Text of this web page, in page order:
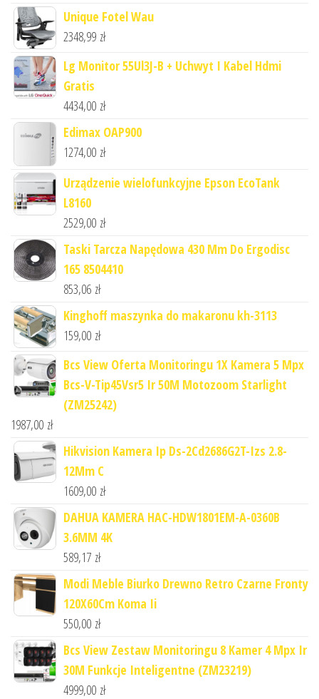
Unique Fotel Wau
2348,99 zł
Lg Monitor 55Ul3J-B + Uchwyt I Kabel Hdmi
Gratis
4434,00 zł
Edimax OAP900
1274,00 zł
Urządzenie wielofunkcyjne Epson EcoTank
L8160
2529,00 zł
Taski Tarcza Napędowa 430 Mm Do Ergodisc
165 8504410
853,06 zł
Kinghoff maszynka do makaronu kh-3113
159,00 zł
Bcs View Oferta Monitoringu 1X Kamera 5 Mpx
Bcs-V-Tip45Vsr5 Ir 50M Motozoom Starlight
(ZM25242)
1987,00 zł
Hikvision Kamera Ip Ds-2Cd2686G2T-Izs 2.8-
12Mm C
1609,00 zł
DAHUA KAMERA HAC-HDW1801EM-A-0360B
3.6MM 4K
589,17 zł
Modi Meble Biurko Drewno Retro Czarne Fronty
120X60Cm Koma Ii
550,00 zł
Bcs View Zestaw Monitoringu 8 Kamer 4 Mpx Ir
30M Funkcje Inteligentne (ZM23219)
4999,00 zł